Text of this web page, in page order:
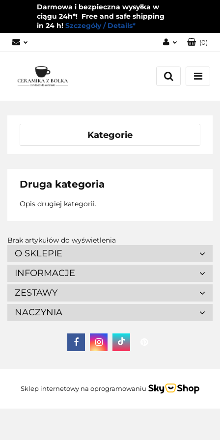
Darmowa i bezpieczna wysyłka w
ciągu 24h*! Free and safe shipping
in 24 h! Szczegóły / Details*
Zaloguj się
Zarejestruj się
(0)
Kategorie
Druga kategoria
Opis drugiej kategorii.
Brak artykułów do wyświetlenia
O SKLEPIE
INFORMACJE
ZESTAWY
NACZYNIA
Sklep internetowy na oprogramowaniu